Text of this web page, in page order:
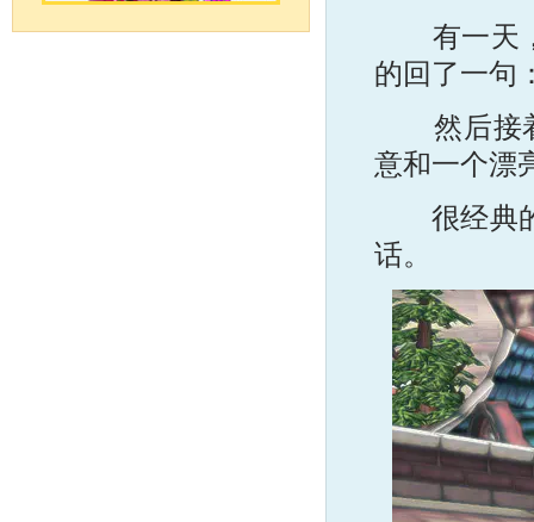
有一天，
的回了一句
然后接着
意和一个漂
很经典的
话。